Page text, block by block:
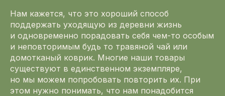
Нам кажется, что это хороший способ
поддержать уходящую из деревни жизнь
и одновременно порадовать себя чем-то особым
и неповторимым будь то травяной чай или
домотканый коврик. Многие наши товары
существуют в единственном экземпляре,
но мы можем попробовать повторить их. При
этом нужно понимать, что нам понадобится